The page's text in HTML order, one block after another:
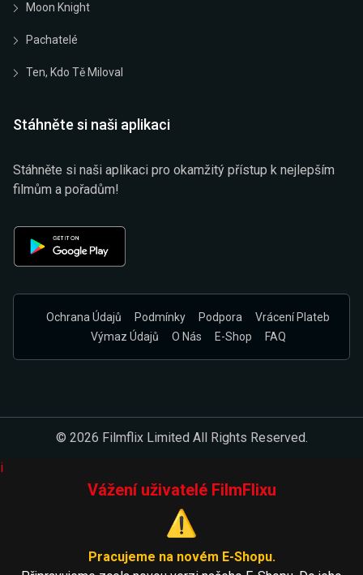
Moon Knight
Pachatelé
Ten, Kdo Tě Miloval
Stáhněte si naši aplikaci
Stáhněte si naši aplikaci pro okamžitý přístup k nejlepším
filmům a pořadům!
Ochrana Údajů Podmínky Podpora
Vrácení Plateb
Výmaz Údajů
O Nás E-Shop FAQ
© 2026 Filmflix Limited All Rights Reserved.
i
Vážení uživatelé FilmFlixu
⚠️
Pracujeme na novém E-Shopu.